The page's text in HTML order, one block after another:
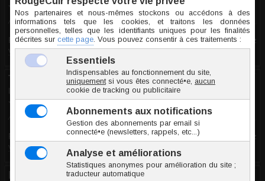
10/10
Avis recueilli par Inoki ®
Pour lire ce commentaire et visualiser cette photo, vous devez
vous connecteretavoir plus de 18 ans
Thierry R.
le 03.01.2023
Avis recueilli par Inoki ®
Pour lire ce commentaire et visualiser cette photo, vous devez
vous connecter
Fabrice